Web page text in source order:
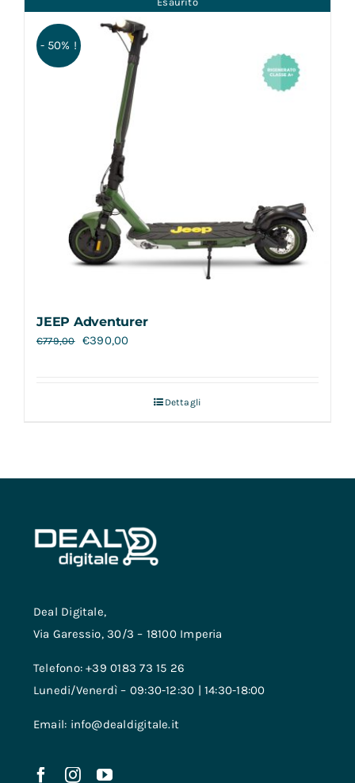
- 50% !
JEEP Adventurer
€779,00 €390,00
Dettagli
Deal Digitale,
Via Garessio, 30/3 – 18100 Imperia
Telefono: +39 0183 73 15 26
Lunedi/Venerdì – 09:30-12:30 | 14:30-18:00
Email: info@dealdigitale.it